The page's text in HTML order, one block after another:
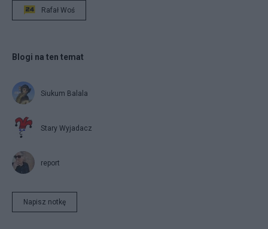
Rafał Woś
Blogi na ten temat
Siukum Balala
Stary Wyjadacz
report
Napisz notkę